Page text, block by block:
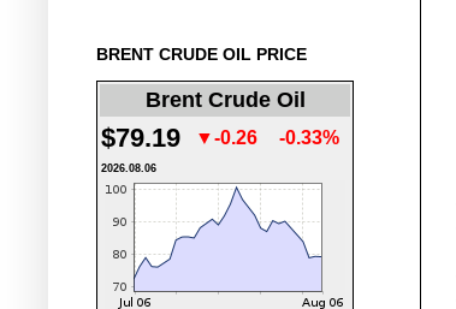
BRENT CRUDE OIL PRICE
Brent Crude Oil
$79.19 ▼-0.26 -0.33%
2026.08.06